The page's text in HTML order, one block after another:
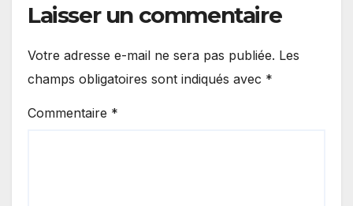
Laisser un commentaire
Votre adresse e-mail ne sera pas publiée. Les
champs obligatoires sont indiqués avec *
Commentaire *